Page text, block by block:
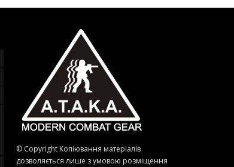
© Copyright Копіювання матеріалів
дозволяється лише з умовою розміщення